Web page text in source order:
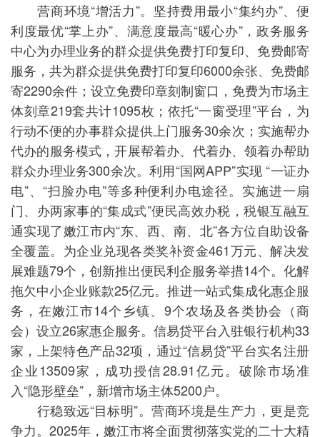
营商环境“增活力”。坚持费用最小“集约办”、便
利度最优“掌上办”、满意度最高“暖心办”，政务服务
中心为办理业务的群众提供免费打印复印、免费邮寄
服务，共为群众提供免费打印复印6000余张、免费邮
寄2290余件；设立免费印章刻制窗口，免费为市场主
体刻章219套共计1095枚；依托“一窗受理”平台，为
行动不便的办事群众提供上门服务30余次；实施帮办
代办的服务模式，开展帮着办、代着办、领着办帮助
群众办理业务300余次。利用“国网APP”实现 “一证办
电”、“扫脸办电”等多种便利办电途径。实施进一扇
门、办两家事的“集成式”便民高效办税，税银互融互
通实现了嫩江市内“东、西、南、北”各方位自助设备
全覆盖。为企业兑现各类奖补资金461万元、解决发
展难题79个，创新推出便民利企服务举措14个。化解
拖欠中小企业账款25亿元。推进一站式集成化惠企服
务，在嫩江市14个乡镇、9个农场及各类协会（商
会）设立26家惠企服务。信易贷平台入驻银行机构33
家，上架特色产品32项，通过“信易贷”平台实名注册
企业13509家，成功授信28.91亿元。破除市场准
入“隐形壁垒”，新增市场主体5200户。
行稳致远“目标明”。营商环境是生产力，更是竞
争力。2025年，嫩江市将全面贯彻落实党的二十大精